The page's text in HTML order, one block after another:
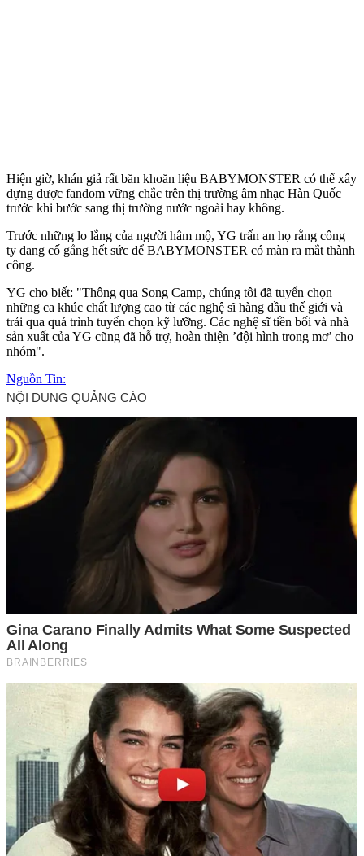
Hiện giờ, khán giả rất băn khoăn liệu BABYMONSTER có thể xây
dựng được fandom vững chắc trên thị trường âm nhạc Hàn Quốc
trước khi bước sang thị trường nước ngoài hay không.
Trước những lo lắng của người hâm mộ, YG trấn an họ rằng công
ty đang cố gắng hết sức để BABYMONSTER có màn ra mắt thành
công.
YG cho biết: "Thông qua Song Camp, chúng tôi đã tuyển chọn
những ca khúc chất lượng cao từ các nghệ sĩ hàng đầu thế giới và
trải qua quá trình tuyển chọn kỹ lưỡng. Các nghệ sĩ tiền bối và nhà
sản xuất của YG cũng đã hỗ trợ, hoàn thiện ’đội hình trong mơ’ cho
nhóm".
Nguồn Tin: